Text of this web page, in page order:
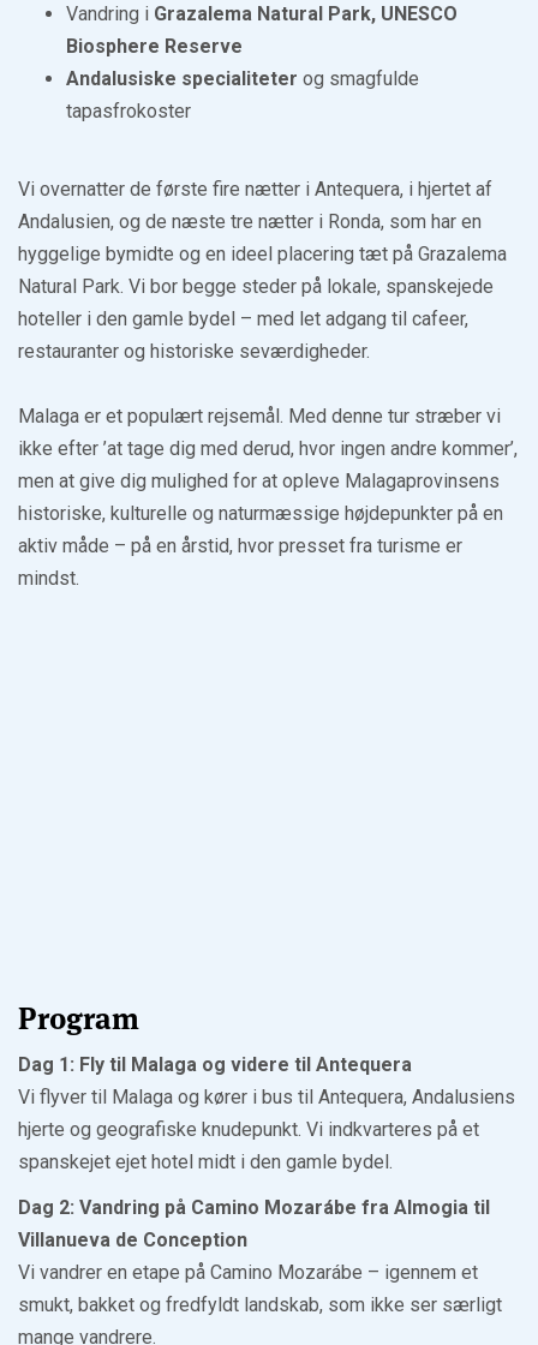
Vandring i Grazalema Natural Park, UNESCO
Biosphere Reserve
Andalusiske specialiteter og smagfulde
tapasfrokoster
Vi overnatter de første fire nætter i Antequera, i hjertet af
Andalusien, og de næste tre nætter i Ronda, som har en
hyggelige bymidte og en ideel placering tæt på Grazalema
Natural Park. Vi bor begge steder på lokale, spanskejede
hoteller i den gamle bydel – med let adgang til cafeer,
restauranter og historiske seværdigheder.
Malaga er et populært rejsemål. Med denne tur stræber vi
ikke efter ’at tage dig med derud, hvor ingen andre kommer’,
men at give dig mulighed for at opleve Malagaprovinsens
historiske, kulturelle og naturmæssige højdepunkter på en
aktiv måde – på en årstid, hvor presset fra turisme er
mindst.
Program
Dag 1: Fly til Malaga og videre til Antequera
Vi flyver til Malaga og kører i bus til Antequera, Andalusiens
hjerte og geografiske knudepunkt. Vi indkvarteres på et
spanskejet ejet hotel midt i den gamle bydel.
Dag 2: Vandring på Camino Mozarábe fra Almogia til
Villanueva de Conception
Vi vandrer en etape på Camino Mozarábe – igennem et
smukt, bakket og fredfyldt landskab, som ikke ser særligt
mange vandrere.